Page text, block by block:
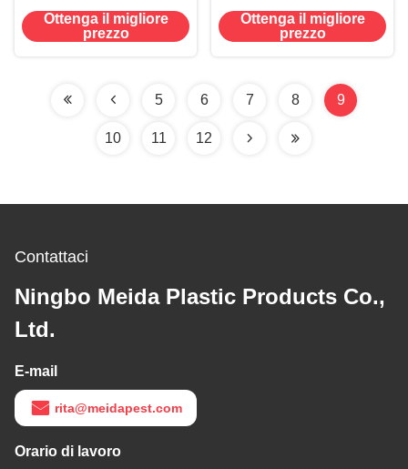
topi topo stazione di
esca trappola cassetta
Ottenga il migliore
prezzo
casa
Ottenga il migliore
prezzo
5 6 7 8 9
10 11 12
Contattaci
Ningbo Meida Plastic Products Co.,
Ltd.
E-mail
rita@meidapest.com
Orario di lavoro